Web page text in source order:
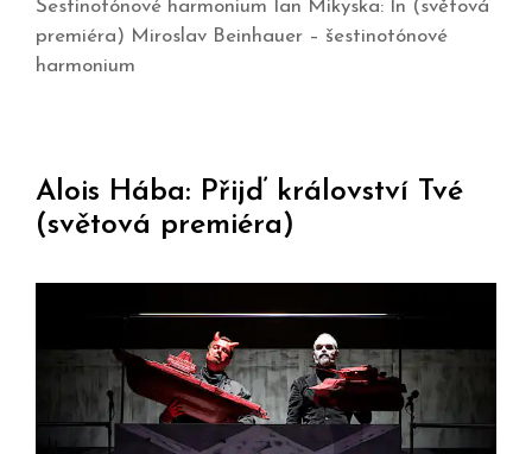
Šestinotónové harmonium Ian Mikyska: In (světová
premiéra) Miroslav Beinhauer – šestinotónové
harmonium
Alois Hába: Přijď království Tvé
(světová premiéra)